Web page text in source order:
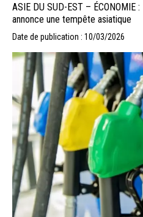
ASIE DU SUD-EST – ÉCONOMIE
annonce une tempête asiatique
Date de publication : 10/03/2026